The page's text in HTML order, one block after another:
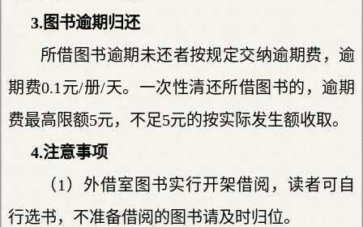
3.图书逾期归还
所借图书逾期未还者按规定交纳逾期费，逾
期费0.1元/册/天。一次性清还所借图书的，逾期
费最高限额5元，不足5元的按实际发生额收取。
4.注意事项
（1）外借室图书实行开架借阅，读者可自
行选书，不准备借阅的图书请及时归位。